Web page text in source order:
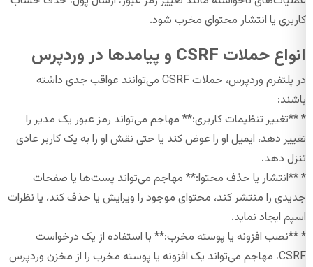
کاربری یا انتشار محتوای مخرب شود.
انواع حملات CSRF و پیامدها در وردپرس
در پلتفرم وردپرس، حملات CSRF می‌توانند عواقب جدی داشته
باشند:
* **تغییر تنظیمات کاربری:** مهاجم می‌تواند رمز عبور یک مدیر را
تغییر دهد، ایمیل او را عوض کند یا حتی نقش او را به یک کاربر عادی
تنزل دهد.
* **انتشار یا حذف محتوا:** مهاجم می‌تواند پست‌ها یا صفحات
جدیدی را منتشر کند، محتوای موجود را ویرایش یا حذف کند، یا نظرات
اسپم ایجاد نماید.
* **نصب افزونه یا پوسته مخرب:** با استفاده از یک درخواست
CSRF، مهاجم می‌تواند یک افزونه یا پوسته مخرب را از مخزن وردپرس